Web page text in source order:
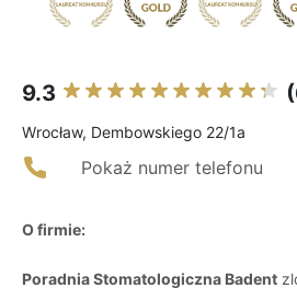
9.3
Wrocław, Dembowskiego 22/1a
Pokaż numer telefonu
O firmie:
Poradnia Stomatologiczna Badent